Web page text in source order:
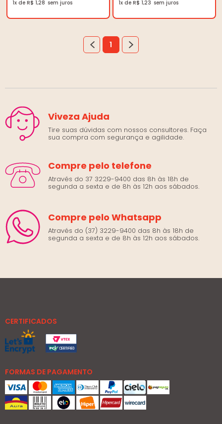
1x de R$ 1,28 1x de R$ 1,23
1
Viveza Ajuda
Tire suas dúvidas com nossos consultores. Faça
sua compra com segurança e agilidade.
Compre pelo telefone
Através do 37 3229-9400 das 8h às 18h de
segunda a sexta e de 8h às 12h aos sábados.
Compre pelo Whatsapp
Através do (37) 3229-9400 das 8h às 18h de
segunda a sexta e de 8h às 12h aos sábados.
CERTIFICADOS
FORMAS DE PAGAMENTO